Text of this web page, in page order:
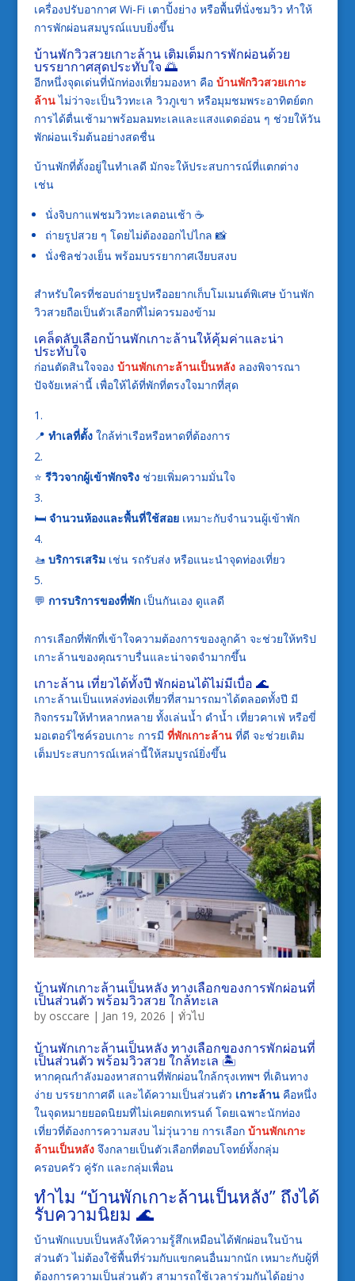
เครื่องปรับอากาศ Wi-Fi เตาปิ้งย่าง หรือพื้นที่นั่งชมวิว ทำให้
การพักผ่อนสมบูรณ์แบบยิ่งขึ้น
บ้านพักวิวสวยเกาะล้าน เติมเต็มการพักผ่อนด้วย
บรรยากาศสุดประทับใจ 🌅
อีกหนึ่งจุดเด่นที่นักท่องเที่ยวมองหา คือ บ้านพักวิวสวยเกาะ
ล้านไม่ว่าจะเป็นวิวทะเล วิวภูเขา หรือมุมชมพระอาทิตย์ตก
การได้ตื่นเช้ามาพร้อมลมทะเลและแสงแดดอ่อน ๆ ช่วยให้วัน
พักผ่อนเริ่มต้นอย่างสดชื่น
บ้านพักที่ตั้งอยู่ในทำเลดี มักจะให้ประสบการณ์ที่แตกต่าง
เช่น
นั่งจิบกาแฟชมวิวทะเลตอนเช้า ☕
ถ่ายรูปสวย ๆ โดยไม่ต้องออกไปไกล 📸
นั่งชิลช่วงเย็น พร้อมบรรยากาศเงียบสงบ
สำหรับใครที่ชอบถ่ายรูปหรืออยากเก็บโมเมนต์พิเศษ บ้านพัก
วิวสวยถือเป็นตัวเลือกที่ไม่ควรมองข้าม
เคล็ดลับเลือกบ้านพักเกาะล้านให้คุ้มค่าและน่า
ประทับใจ
ก่อนตัดสินใจจอง บ้านพักเกาะล้านเป็นหลัง ลองพิจารณา
ปัจจัยเหล่านี้ เพื่อให้ได้ที่พักที่ตรงใจมากที่สุด
📍 ทำเลที่ตั้งใกล้ท่าเรือหรือหาดที่ต้องการ
⭐ รีวิวจากผู้เข้าพักจริงช่วยเพิ่มความมั่นใจ
🛏️ จำนวนห้องและพื้นที่ใช้สอยเหมาะกับจำนวนผู้เข้าพัก
🚤 บริการเสริมเช่น รถรับส่ง หรือแนะนำจุดท่องเที่ยว
💬 การบริการของที่พักเป็นกันเอง ดูแลดี
การเลือกที่พักที่เข้าใจความต้องการของลูกค้า จะช่วยให้ทริป
เกาะล้านของคุณราบรื่นและน่าจดจำมากขึ้น
เกาะล้าน เที่ยวได้ทั้งปี พักผ่อนได้ไม่มีเบื่อ 🌊
เกาะล้านเป็นแหล่งท่องเที่ยวที่สามารถมาได้ตลอดทั้งปี มี
กิจกรรมให้ทำหลากหลาย ทั้งเล่นน้ำ ดำน้ำ เที่ยวคาเฟ่ หรือขี่
มอเตอร์ไซค์รอบเกาะ การมี ที่พักเกาะล้านที่ดี จะช่วยเติม
เต็มประสบการณ์เหล่านี้ให้สมบูรณ์ยิ่งขึ้น
บ้านพักเกาะล้านเป็นหลัง ทางเลือกของการพักผ่อนที่
เป็นส่วนตัว พร้อมวิวสวย ใกล้ทะเล
by osccare | Jan 19, 2026 | ทั่วไป
บ้านพักเกาะล้านเป็นหลัง ทางเลือกของการพักผ่อนที่
เป็นส่วนตัว พร้อมวิวสวย ใกล้ทะเล 🏝️
หากคุณกำลังมองหาสถานที่พักผ่อนใกล้กรุงเทพฯ ที่เดินทาง
ง่าย บรรยากาศดี และได้ความเป็นส่วนตัว เกาะล้านคือหนึ่ง
ในจุดหมายยอดนิยมที่ไม่เคยตกเทรนด์ โดยเฉพาะนักท่อง
เที่ยวที่ต้องการความสงบ ไม่วุ่นวาย การเลือก บ้านพักเกาะ
ล้านเป็นหลังจึงกลายเป็นตัวเลือกที่ตอบโจทย์ทั้งกลุ่ม
ครอบครัว คู่รัก และกลุ่มเพื่อน
ทำไม “บ้านพักเกาะล้านเป็นหลัง” ถึงได้
รับความนิยม 🌊
บ้านพักแบบเป็นหลังให้ความรู้สึกเหมือนได้พักผ่อนในบ้าน
ส่วนตัว ไม่ต้องใช้พื้นที่ร่วมกับแขกคนอื่นมากนัก เหมาะกับผู้ที่
ต้องการความเป็นส่วนตัว สามารถใช้เวลาร่วมกันได้อย่าง